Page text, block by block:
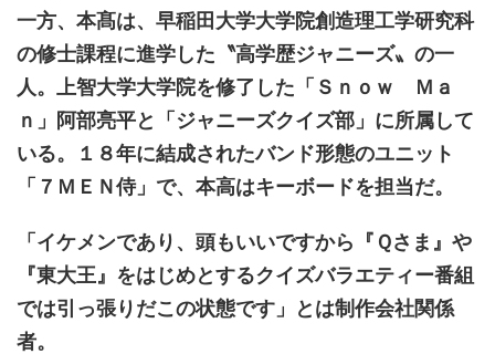
一方、本髙は、早稲田大学大学院創造理工学研究科
の修士課程に進学した〝高学歴ジャニーズ〟の一
人。上智大学大学院を修了した「Ｓｎｏｗ Ｍａ
ｎ」阿部亮平と「ジャニーズクイズ部」に所属して
いる。１８年に結成されたバンド形態のユニット
「７ＭＥＮ侍」で、本高はキーボードを担当だ。
「イケメンであり、頭もいいですから『Ｑさま』や
『東大王』をはじめとするクイズバラエティー番組
では引っ張りだこの状態です」とは制作会社関係
者。